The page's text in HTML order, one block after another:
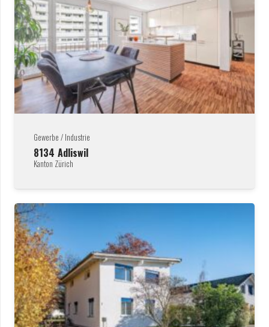
Gewerbe / Industrie
8134 Adliswil
Kanton Zürich